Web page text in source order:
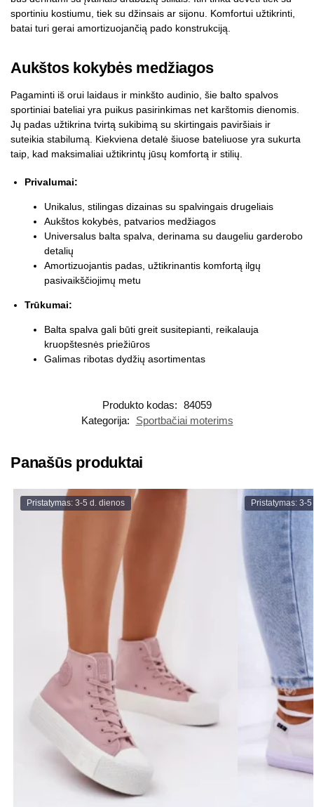
sportiniu kostiumu, tiek su džinsais ar sijonu. Komfortui užtikrinti,
batai turi gerai amortizuojančią pado konstrukciją.
Aukštos kokybės medžiagos
Pagaminti iš orui laidaus ir minkšto audinio, šie balto spalvos
sportiniai bateliai yra puikus pasirinkimas net karštomis dienomis.
Jų padas užtikrina tvirtą sukibimą su skirtingais paviršiais ir
suteikia stabilumą. Kiekviena detalė šiuose bateliuose yra sukurta
taip, kad maksimaliai užtikrintų jūsų komfortą ir stilių.
Privalumai:
Unikalus, stilingas dizainas su spalvingais drugeliais
Aukštos kokybės, patvarios medžiagos
Universalus balta spalva, derinama su daugeliu garderobo
detalių
Amortizuojantis padas, užtikrinantis komfortą ilgų
pasivaikščiojimų metu
Trūkumai:
Balta spalva gali būti greit susitepianti, reikalauja
kruopštesnės priežiūros
Galimas ribotas dydžių asortimentas
Produkto kodas: 84059
Kategorija:
Sportbačiai moterims
Panašūs produktai
Pristatymas: 3-5 d. dienos Pristatymas: 3-